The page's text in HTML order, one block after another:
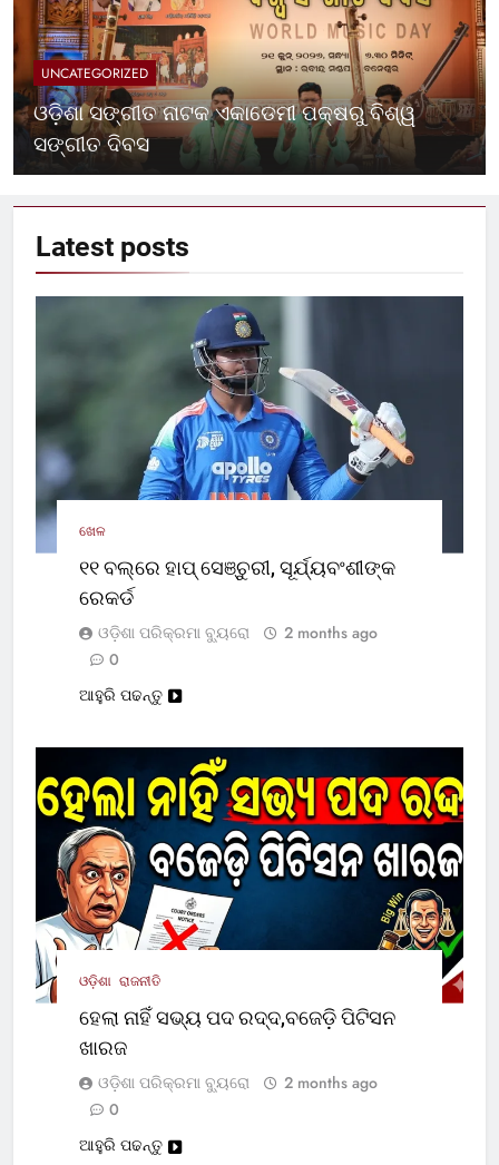
UNCATEGORIZED
ଓଡ଼ିଶା ସଙ୍ଗୀତ ନାଟକ ଏକାଡେମୀ ପକ୍ଷରୁ ବିଶ୍ୱ
ସଙ୍ଗୀତ ଦିବସ
Latest posts
ଖେଳ
୧୧ ବଲ୍‌ରେ ହାପ୍ ସେଞ୍ଚୁରୀ, ସୂର୍ଯ୍ୟବଂଶୀଙ୍କ
ରେକର୍ଡ
ଓଡ଼ିଶା ପରିକ୍ରମା ବ୍ୟୁରୋ
2 months ago
0
ଆହୁରି ପଢନ୍ତୁ
ଓଡ଼ିଶା ରାଜନୀତି
ହେଲା ନାହିଁ ସଭ୍ୟ ପଦ ରଦ୍ଦ,ବଜେଡ଼ି ପିଟିସନ
ଖାରଜ
ଓଡ଼ିଶା ପରିକ୍ରମା ବ୍ୟୁରୋ
2 months ago
0
ଆହୁରି ପଢନ୍ତୁ